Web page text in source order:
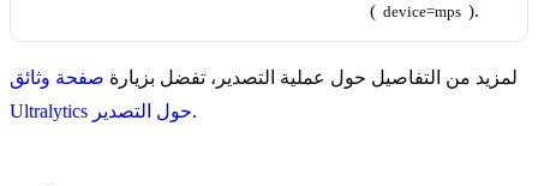
( device=mps ).
لمزيد من التفاصيل حول عملية التصدير، تفضل بزيارة صفحة وثائق
Ultralytics حول التصدير.